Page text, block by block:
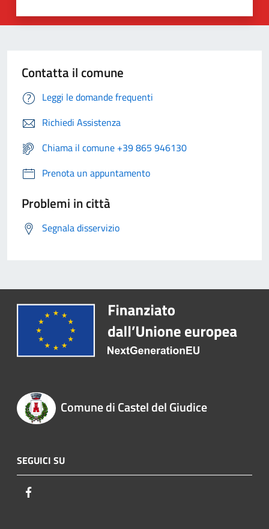
Contatta il comune
Leggi le domande frequenti
Richiedi Assistenza
Chiama il comune +39 865 946130
Prenota un appuntamento
Problemi in città
Segnala disservizio
Comune di Castel del Giudice
SEGUICI SU